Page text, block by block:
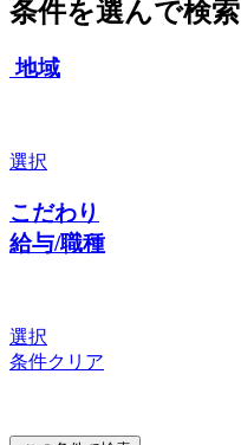
条件を選んで検索
地域
選択
こだわり
給与/職種
選択
条件クリア